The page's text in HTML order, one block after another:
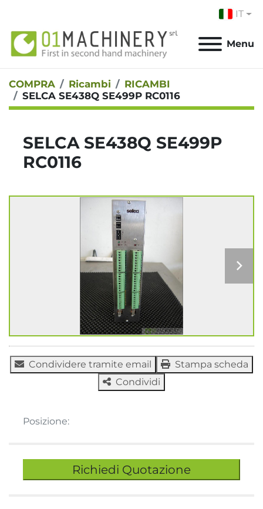
IT
Menu
COMPRA Ricambi
RICAMBI
SELCA SE438Q SE499P RC0116
SELCA SE438Q SE499P
RC0116
Condividere tramite email
Stampa scheda
Condividi
Posizione:
Richiedi Quotazione